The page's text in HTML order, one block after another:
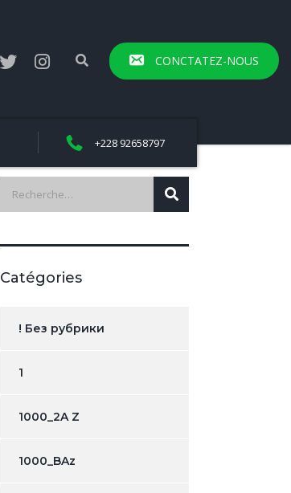
CONCTATEZ-NOUS
+228 92658797
Catégories
! Без рубрики
1
1000_2A Z
1000_BAz